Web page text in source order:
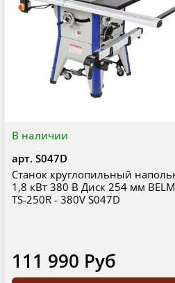
В наличии
арт. S047D
Станок круглопильный
1,8 кВт 380 В Диск 254 мм
TS-250R - 380V S047D
111 990 Руб